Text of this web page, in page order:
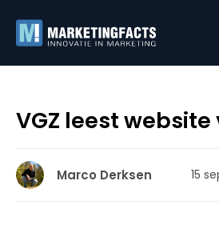
VGZ leest website
Marco Derksen 15